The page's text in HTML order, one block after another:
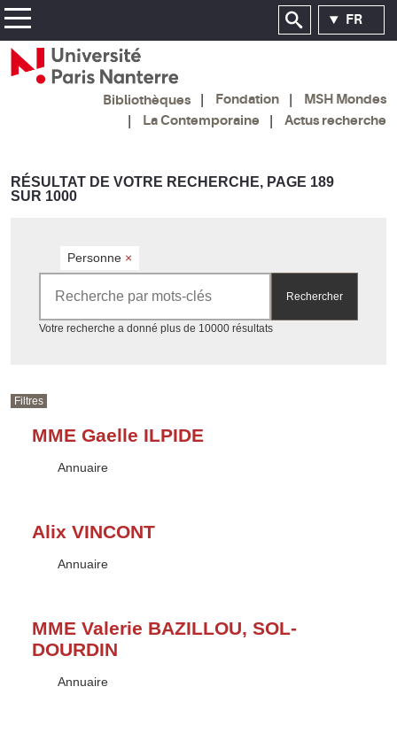
FR
Bibliothèques Fondation
MSH Mondes
La Contemporaine
Actus recherche
RÉSULTAT DE VOTRE RECHERCHE, PAGE 189
SUR 1000
Personne ×
Rechercher
Votre recherche a donné plus de 10000 résultatsAccéder aux résultats
Filtres
MME Gaelle ILPIDE
Type :
Annuaire
Alix VINCONT
Type :
Annuaire
MME Valerie BAZILLOU, SOL-
DOURDIN
Type :
Annuaire